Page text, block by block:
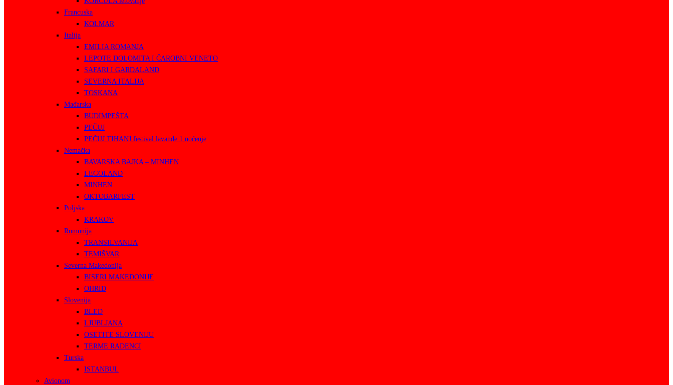
Francuska
KOLMAR
Italija
EMILIA ROMANJA
LEPOTE DOLOMITA I ČAROBNI VENETO
SAFARI I GARDALAND
SEVERNA ITALIJA
TOSKANA
Mađarska
BUDIMPEŠTA
PEČUJ
PEČUJ TIHANJ festival lavande 1 noćenje
Nemačka
BAVARSKA BAJKA – MINHEN
LEGOLAND
MINHEN
OKTOBARFEST
Poljska
KRAKOV
Rumunija
TRANSILVANIJA
TEMIŠVAR
Severna Makedonija
BISERI MAKEDONIJE
OHRID
Slovenija
BLED
LJUBLJANA
OSETITE SLOVENIJU
TERME RADENCI
Turska
ISTANBUL
Avionom